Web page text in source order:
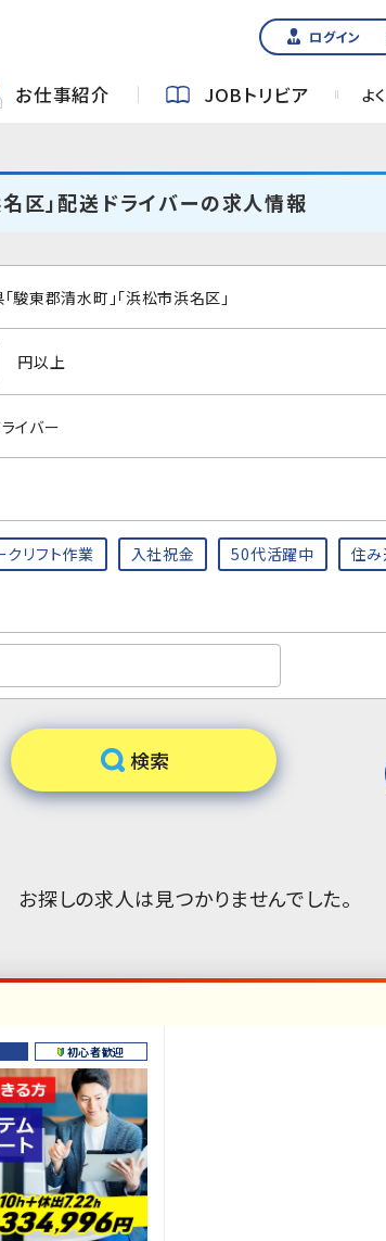
ログイン
お仕事紹介 JOBトリビア よ
区」配送ドライバーの求人情報
駿東郡清水町」「浜松市浜名区」
円以上
イバー
クリフト作業 入社祝金 50代活躍中 住み
お探しの求人は見つかりませんでした。
初心者歓迎